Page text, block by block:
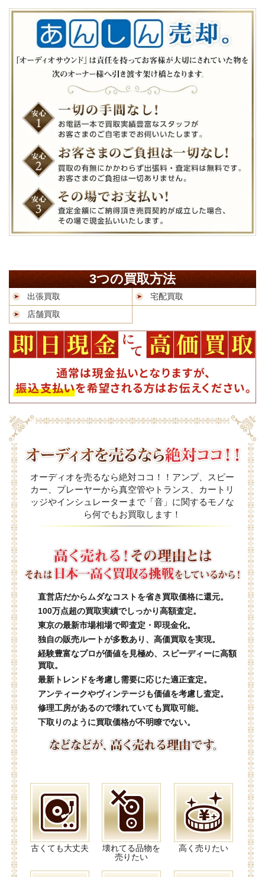
3つの買取方法
出張買取
宅配買取
店舗買取
オーディオを売るなら絶対ココ！！アンプ、スピー
カー、プレーヤーから真空管やトランス、カートリ
ッジやインシュレーターまで「音」に関するモノな
ら何でもお買取します！
直営店だからムダなコストを省き買取価格に還元。
100万点超の買取実績でしっかり高額査定。
東京の最新市場相場で即査定・即現金化。
独自の販売ルートが多数あり、高価買取を実現。
経験豊富なプロが価値を見極め、スピーディーに高額
買取。
最新トレンドを考慮し需要に応じた適正査定。
アンティークやヴィンテージも価値を考慮し査定。
修理工房があるので壊れていても買取可能。
下取りのように買取価格が不明瞭でない。
古くても大丈夫
壊れてる品物を
売りたい
高く売りたい